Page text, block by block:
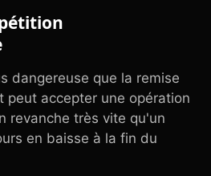
dangereuse que la remise
peut accepter une opération
revanche très vite qu'un
en baisse à la fin du